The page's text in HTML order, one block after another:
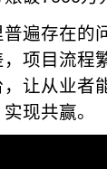
遍存在的
项目流程
让从业者
现共赢。